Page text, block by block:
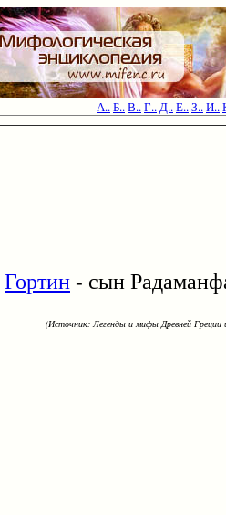
А..Б..В..Г..Д..Е..З..И..
Гортин - сын
(Источник: Легенды и мифы Древней